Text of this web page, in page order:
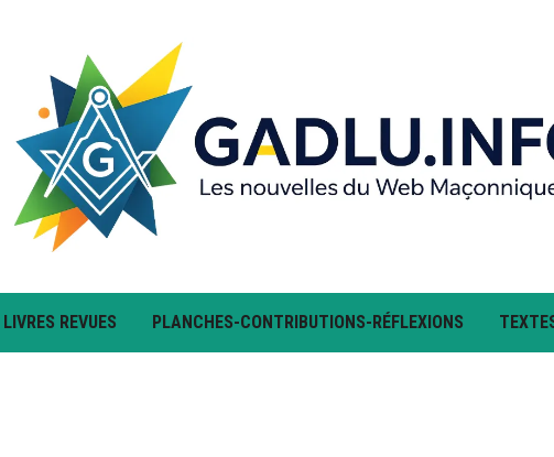
LIVRES REVUES PLANCHES-CONTRIBUTIONS-RÉFLEXIONS